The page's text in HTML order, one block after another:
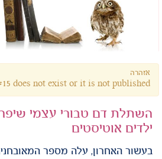
אזהרה
does not exist or it is not published.
השתלת דם טבורי עצמי
ילדים אוטיסטים
בעשור האחרון, עלה מספר